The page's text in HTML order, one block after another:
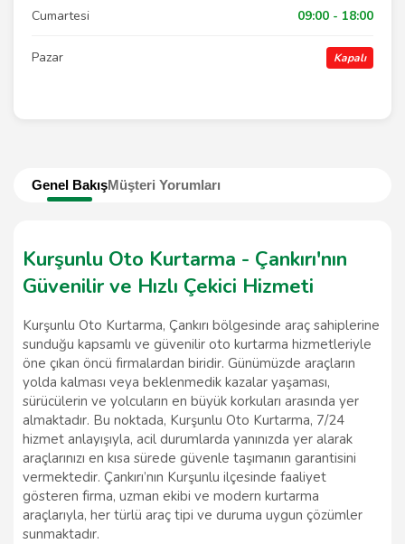
Genel BakışMüşteri Yorumları
Kurşunlu Oto Kurtarma - Çankırı'nın
Güvenilir ve Hızlı Çekici Hizmeti
Kurşunlu Oto Kurtarma, Çankırı bölgesinde araç sahiplerine
sunduğu kapsamlı ve güvenilir oto kurtarma hizmetleriyle
öne çıkan öncü firmalardan biridir. Günümüzde araçların
yolda kalması veya beklenmedik kazalar yaşaması,
sürücülerin ve yolcuların en büyük korkuları arasında yer
almaktadır. Bu noktada, Kurşunlu Oto Kurtarma, 7/24
hizmet anlayışıyla, acil durumlarda yanınızda yer alarak
araçlarınızı en kısa sürede güvenle taşımanın garantisini
vermektedir. Çankırı’nın Kurşunlu ilçesinde faaliyet
gösteren firma, uzman ekibi ve modern kurtarma
araçlarıyla, her türlü araç tipi ve duruma uygun çözümler
sunmaktadır.
Cumartesi 09:00 - 18:00
Pazar Kapalı